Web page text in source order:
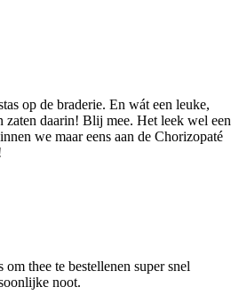
op de braderie. En wát een leuke,
zaten daarin! Blij mee. Het leek wel een
we maar eens aan de Chorizopaté
thee te bestellenen super snel
noot.